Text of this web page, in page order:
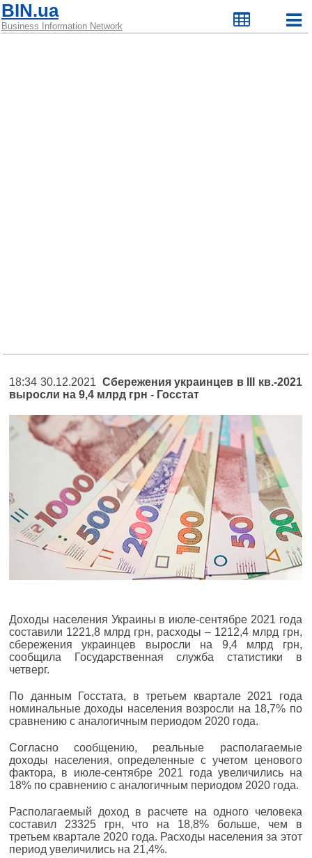
BIN.ua
Business Information Network
18:34 30.12.2021 Сбережения украинцев в III кв.-2021
выросли на 9,4 млрд грн - Госстат
Доходы населения Украины в июле-сентябре 2021 года
составили 1221,8 млрд грн, расходы – 1212,4 млрд грн,
сбережения украинцев выросли на 9,4 млрд грн,
сообщила Государственная служба статистики в
четверг.
По данным Госстата, в третьем квартале 2021 года
номинальные доходы населения возросли на 18,7% по
сравнению с аналогичным периодом 2020 года.
Согласно сообщению, реальные располагаемые
доходы населения, определенные с учетом ценового
фактора, в июле-сентябре 2021 года увеличились на
18% по сравнению с аналогичным периодом 2020 года.
Располагаемый доход в расчете на одного человека
составил 23325 грн, что на 18,8% больше, чем в
третьем квартале 2020 года. Расходы населения за этот
период увеличились на 21,4%.